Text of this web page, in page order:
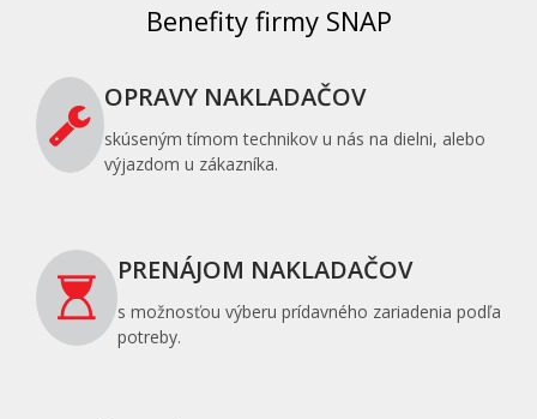
Benefity firmy SNAP
OPRAVY NAKLADAČOV
skúseným tímom technikov u nás na dielni, alebo
výjazdom u zákazníka.
PRENÁJOM NAKLADAČOV
s možnosťou výberu prídavného zariadenia podľa
potreby.